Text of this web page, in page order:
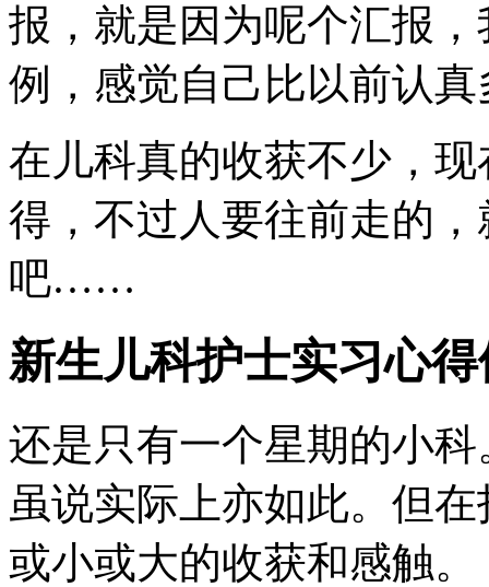
报，就是因为呢个汇报
例，感觉自己比以前认
在儿科真的收获不少，
得，不过人要往前走的
吧……
新生儿科护士实习心
还是只有一个星期的小
虽说实际上亦如此。但
或小或大的收获和感触。